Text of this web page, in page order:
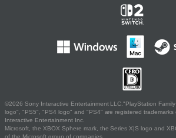
©2026 Sony Interactive Entertainment LLC."PlayStation
logo", "PS5", "PS4 logo" and "PS4" are registered trademarks
Interactive Entertainment Inc.
Microsoft, the XBOX Sphere mark, the Series X|S logo and
of the Microsoft group of companies.